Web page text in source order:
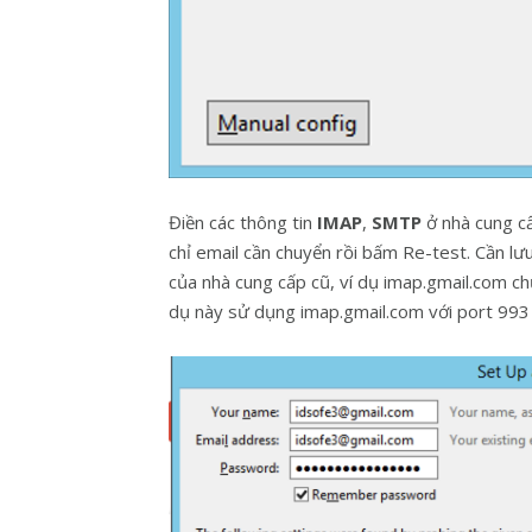
Điền các thông tin IMAP, SMTP ở nhà cung
chỉ email cần chuyển rồi bấm Re-test. Cần
của nhà cung cấp cũ, ví dụ imap.gmail.com
dụ này sử dụng imap.gmail.com với port